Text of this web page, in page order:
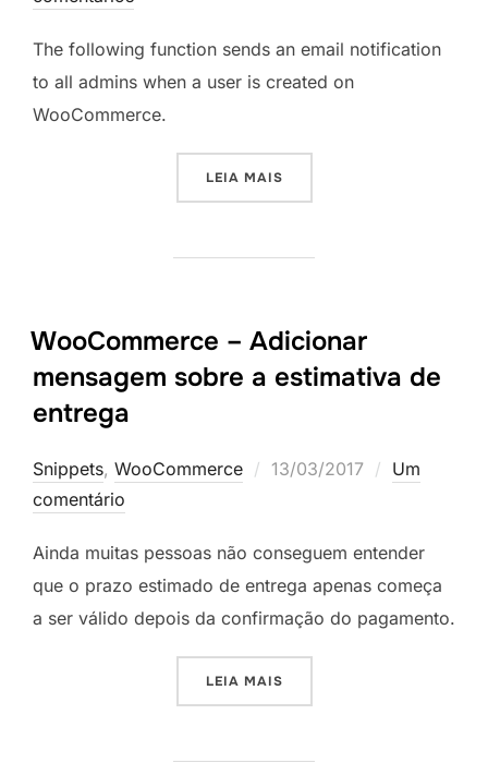
The following function sends an email notification
to all admins when a user is created on
WooCommerce.
LEIA MAIS“WOOCOMMERCE – SEND
WooCommerce – Adicionar
mensagem sobre a estimativa de
entrega
Snippets, WooCommerce
Postado
13/03/2017
Um
comentário
Ainda muitas pessoas não conseguem entender
que o prazo estimado de entrega apenas começa
a ser válido depois da confirmação do pagamento.
LEIA MAIS“WOOCOMMERCE –